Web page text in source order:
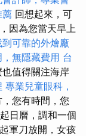
薦 回想起來，可
因為您當天早上
到可靠的外燴廠
無隱藏費用 台
值得關注海岸
專業兒童眼科，
您有時間，您
日曆，調和一個
軍刀放開，女孩